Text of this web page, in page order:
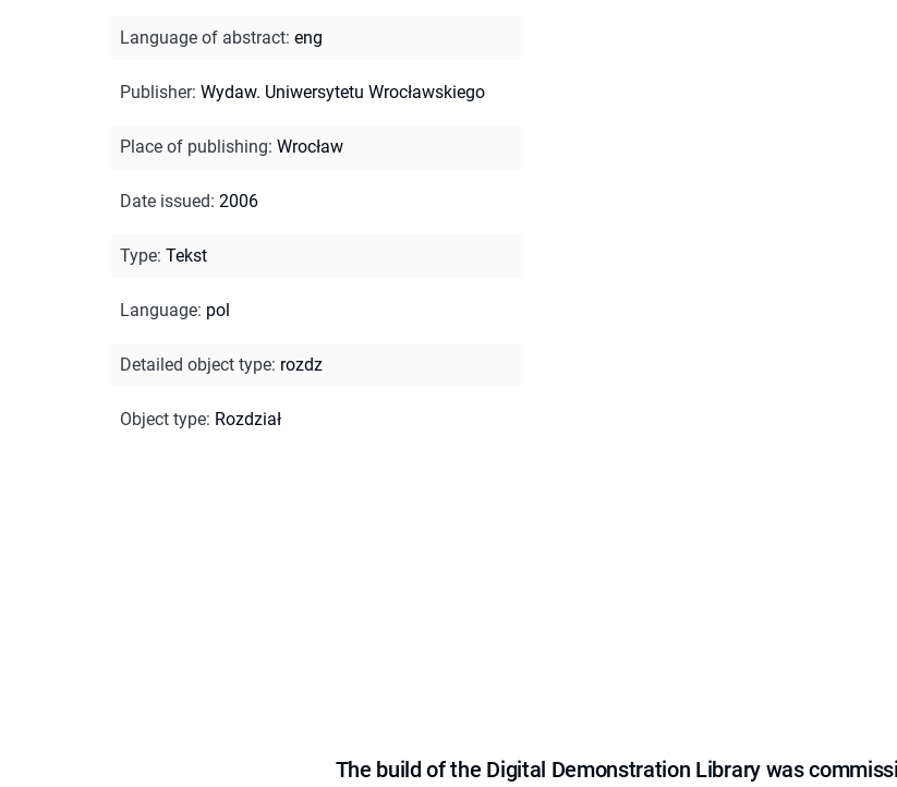
Language of abstract: eng
Publisher: Wydaw. Uniwersytetu Wrocławskiego
Place of publishing: Wrocław
Date issued: 2006
Type: Tekst
Language: pol
Detailed object type: rozdz
Object type: Rozdział
The build of the Digital Demonstration Library was